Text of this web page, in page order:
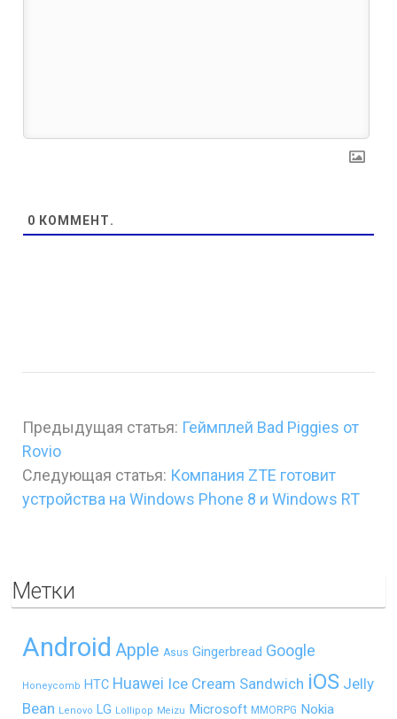
0 КОММЕНТ.
Предыдущая статья: Геймплей Bad Piggies от
Rovio
Следующая статья: Компания ZTE готовит
устройства на Windows Phone 8 и Windows RT
Метки
Android Apple Asus Gingerbread Google
Honeycomb HTC Huawei Ice Cream Sandwich iOS Jelly
Bean Lenovo LG Lollipop Meizu Microsoft MMORPG Nokia